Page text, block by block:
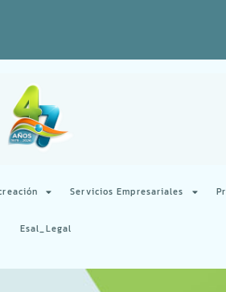
Servicios Empresariales
Esal_Legal